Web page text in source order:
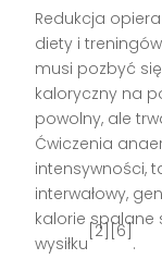
Redukcja
diety i
musi pozbyć
kaloryczny na
powolny, ale
Ćwiczenia
intensywności,
interwałowy,
kalorie spalane
wysiłku
[2][6]
.